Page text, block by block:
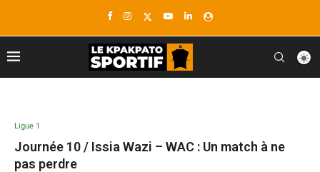
Ligue 1
Journée 10 / Issia Wazi – WAC : Un match à ne
pas perdre